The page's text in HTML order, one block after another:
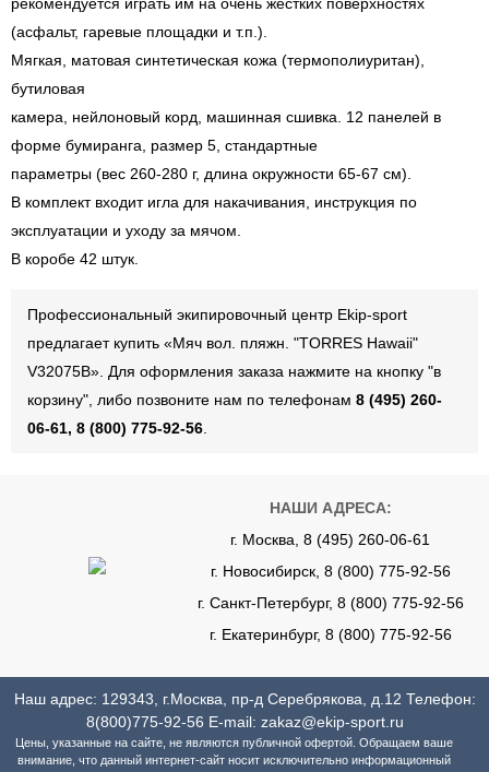
(асфальт, гаревые площадки и т.п.).
Мягкая, матовая синтетическая кожа (термополиуритан),
бутиловая
камера, нейлоновый корд, машинная сшивка. 12 панелей в
форме бумиранга, размер 5, стандартные
параметры (вес 260-280 г, длина окружности 65-67 см).
В комплект входит игла для накачивания, инструкция по
эксплуатации и уходу за мячом.
В коробе 42 штук.
Профессиональный экипировочный центр Ekip-sport
предлагает купить «Мяч вол. пляжн. "TORRES Hawaii"
V32075B». Для оформления заказа нажмите на кнопку "в
корзину", либо позвоните нам по телефонам 8 (495) 260-
06-61, 8 (800) 775-92-56
НАШИ АДРЕСА:
г. Москва, 8 (495) 260-06-61
г. Новосибирск, 8 (800) 775-92-56
г. Санкт-Петербург, 8 (800) 775-92-56
г. Екатеринбург, 8 (800) 775-92-56
Наш адрес: 129343, г.Москва, пр-д Серебрякова, д.12 Телефон:
8(800)775-92-56 E-mail: zakaz@ekip-sport.ru
Цены, указанные на сайте, не являются публичной офертой. Обращаем ваше
внимание, что данный интернет-сайт носит исключительно информационный